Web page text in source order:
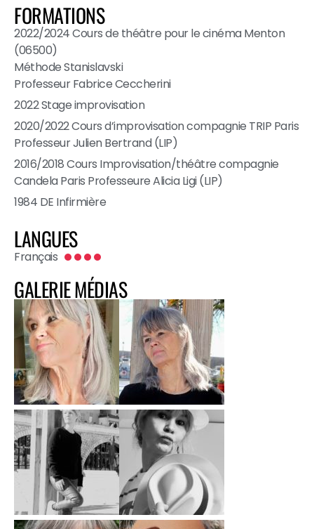
FORMATIONS
2022/2024 Cours de théâtre pour le cinéma Menton
(06500)
Méthode Stanislavski
Professeur Fabrice Ceccherini
2022 Stage improvisation
2020/2022 Cours d’improvisation compagnie TRIP Paris
Professeur Julien Bertrand (LIP)
2016/2018 Cours Improvisation/théâtre compagnie
Candela Paris Professeure Alicia Ligi (LIP)
1984 DE Infirmière
LANGUES
Français
GALERIE MÉDIAS